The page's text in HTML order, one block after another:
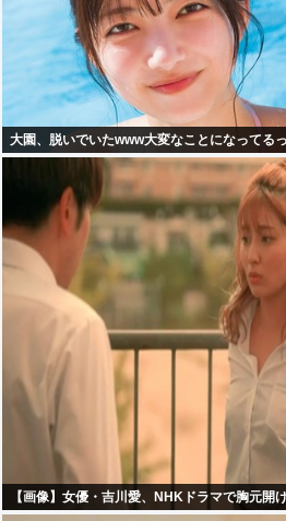
大園、脱いでいたwww大変なことになってる
【画像】女優・吉川愛、NHKドラマで胸元開